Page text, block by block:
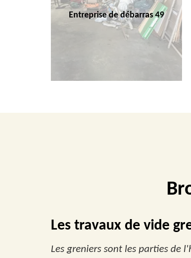
Entreprise de débarras 49
Les travaux de vide
Les greniers sont les parties de